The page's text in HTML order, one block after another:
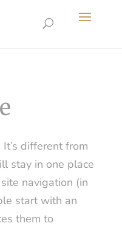
different from
stay in one place
navigation (in
start with an
them to